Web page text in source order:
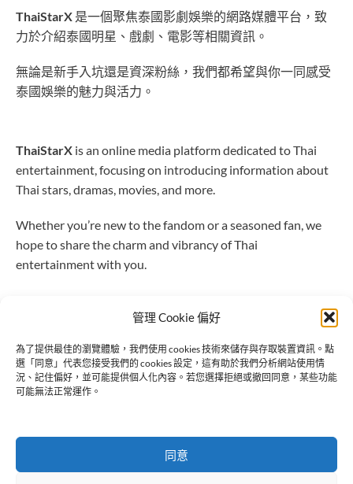
管理 Cookie 偏好
為了提供最佳的瀏覽體驗，我們使用 cookies 技術來儲存與存取裝置資訊。點
選「同意」代表您接受我們的 cookies 設定，這有助於我們分析網站使用情
況、記住偏好，並可能提供個人化內容。若您選擇拒絕或撤回同意，某些功能
可能無法正常運作。
同意
ThaiStarX 是一個聚焦泰國影劇娛樂的網路媒體平台，致
力於介紹泰國明星、戲劇、電影等相關資訊。
無論是新手入坑還是資深粉絲，我們都希望與你一同感受
泰國娛樂的魅力與活力。
ThaiStarX is an online media platform dedicated to Thai
entertainment, focusing on introducing information about
Thai stars, dramas, movies, and more.
Whether you’re new to the fandom or a seasoned fan, we
hope to share the charm and vibrancy of Thai
entertainment with you.
Connect to Us